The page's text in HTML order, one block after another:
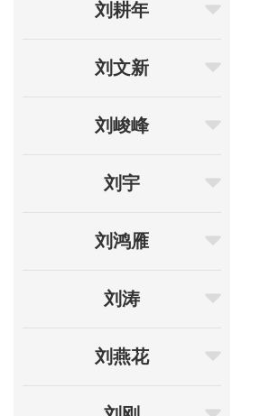
刘耕年
刘文新
刘峻峰
刘宇
刘鸿雁
刘涛
刘燕花